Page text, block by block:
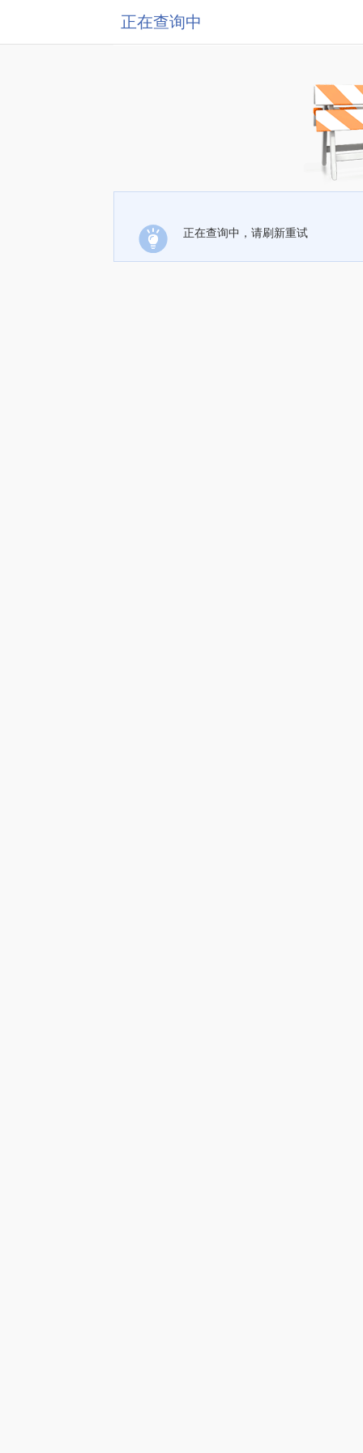
正在查询中
正在查询中，请刷新重试